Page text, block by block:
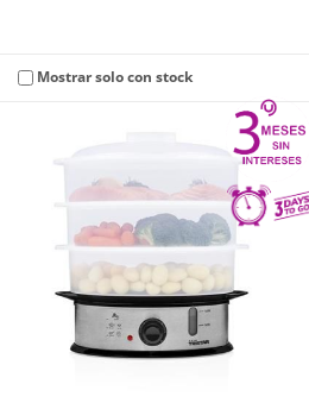
Mostrar solo con stock